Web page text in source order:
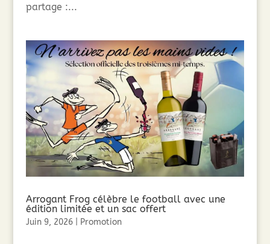
partage :...
Arrogant Frog célèbre le football avec une
édition limitée et un sac offert
Juin 9, 2026| Promotion